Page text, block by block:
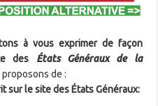
à vous exprimer de façon
des États Généraux de la
de :
sur le site des États Généraux: